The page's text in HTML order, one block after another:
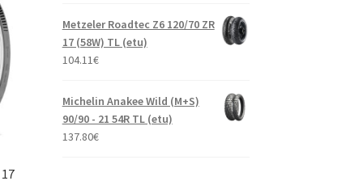
Metzeler Roadtec Z6 120/70 ZR
17 (58W) TL (etu)
104.11€
Michelin Anakee Wild (M+S)
90/90 - 21 54R TL (etu)
137.80€